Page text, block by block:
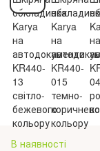
В наявності